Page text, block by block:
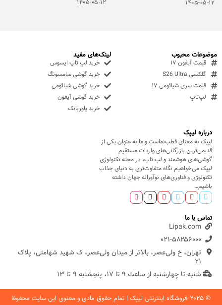
۱۴۰۵-۰۵-۱۲
۱۴۰۵-۰۵-۱۲
درباره لیپک
لیپک به معنای قطب‌نماست و ما به عنوان یکی از
قدیمی‌ترین بازرگانی‌های واردات مستقیم
گوشی‌های هوشمند و لپ تاپ، در مجله تکنولوژی
لیپک می‌خواهیم نگاه متفاوت‌تری به دنیای جذاب
تکنولوژی و فناوری‌های نوآورانه جهان داشته
باشیم…
تماس با ما
Lipak.com
۰۲۱-۵۸۲۵۶۰۰۰
تهران، خ ولی‌عصر، بالاتر از میدان ولی‌عصر، ک شهید شهامتی، پلاک
۲۱
شنبه تا چهارشنبه از ساعت ۹ تا ۱۷، پنجشنبه ۹ تا ۱۳
موضوعات محبوب
قیمت آیفون ۱۷
گلکسی S26 Ultra
قیمت سری شیائومی ۱۷
لپ‌تاپ
لینک‌های مفید
خرید لپ تاپ ایسوس
خرید گوشی سامسونگ
خرید گوشی شیائومی
خرید گوشی آیفون
خرید پاوربانک
© ۲۰۲۵ فروشگاه اینترنتی لیپک | تمام حقوق مادی و معنوی این سایت محفوظ